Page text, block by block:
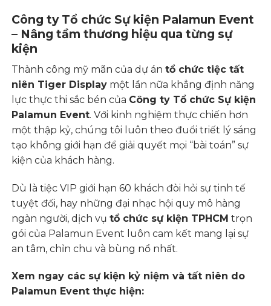
Công ty Tổ chức Sự kiện Palamun Event
– Nâng tầm thương hiệu qua từng sự
kiện
Thành công mỹ mãn của dự ántổ chức tiệc tất
niên Tiger Display một lần nữa khẳng định năng
lực thực thi sắc bén của Công ty Tổ chức Sự kiện
Palamun Event. Với kinh nghiệm thực chiến hơn
một thập kỷ, chúng tôi luôn theo đuổi triết lý sáng
tạo không giới hạn để giải quyết mọi “bài toán” sự
kiện của khách hàng.
Dù là tiệc VIP giới hạn 60 khách đòi hỏi sự tinh tế
tuyệt đối, hay những đại nhạc hội quy mô hàng
ngàn người, dịch vụtổ chức sự kiện TPHCM trọn
gói của Palamun Event luôn cam kết mang lại sự
an tâm, chỉn chu và bùng nổ nhất.
Xem ngay các sự kiện kỷ niệm và tất niên do
Palamun Event thực hiện: